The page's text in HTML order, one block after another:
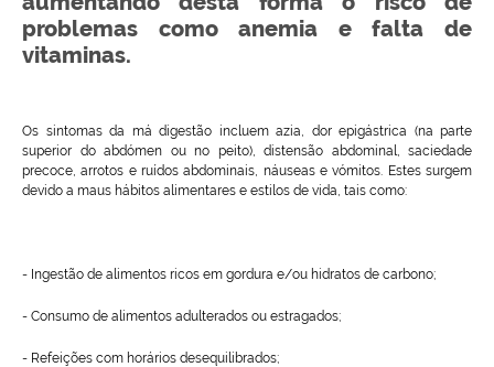
problemas como anemia e falta de
vitaminas.
Os sintomas da má digestão incluem azia, dor epigástrica (na parte
superior do abdómen ou no peito), distensão abdominal, saciedade
precoce, arrotos e ruídos abdominais, náuseas e vómitos. Estes surgem
devido a maus hábitos alimentares e estilos de vida, tais como:
- Ingestão de alimentos ricos em gordura e/ou hidratos de carbono;
- Consumo de alimentos adulterados ou estragados;
- Refeições com horários desequilibrados;